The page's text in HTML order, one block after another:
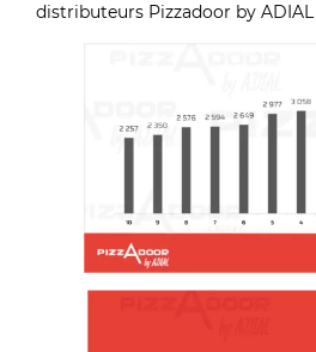
distributeurs Pizzadoor by ADIAL